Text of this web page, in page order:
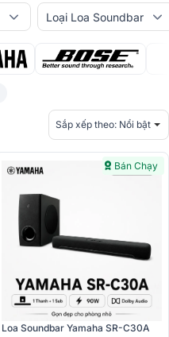
Loại Loa Soundbar
Sắp xếp theo: Nổi bật
Bán Chạy
Loa Soundbar Yamaha SR-C30A